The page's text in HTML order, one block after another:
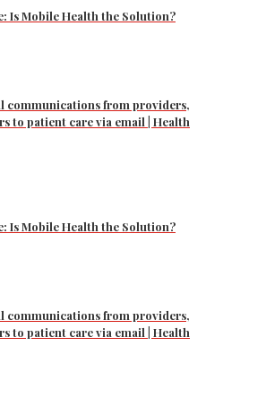
Is Mobile Health the Solution?
communications from providers,
to patient care via email | Health
Is Mobile Health the Solution?
communications from providers,
to patient care via email | Health